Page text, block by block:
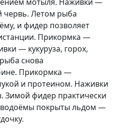
Летом рыба
и фидер позволяет
Прикормка —
— кукуруза, горох,
снова
Прикормка —
и протеином. Наживки
фидер практически
водоёмы покрыты льдом —